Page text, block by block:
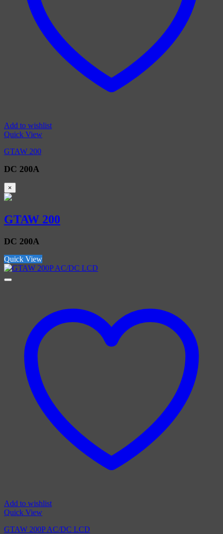
Add to wishlist
Quick View
GTAW 200
DC 200A
×
GTAW 200
DC 200A
Quick View
Add to wishlist
Quick View
GTAW 200P AC/DC LCD